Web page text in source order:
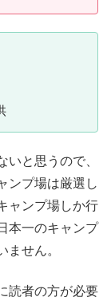
と思うので、
ンプ場は厳選し
ャンプ場しか行
本一のキャンプ
ません。
読者の方が必要